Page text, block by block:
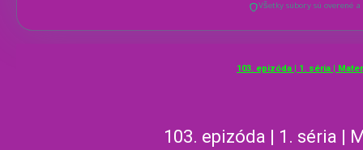
103. epizóda | 1. séria |
103. epizóda | 1. séria |